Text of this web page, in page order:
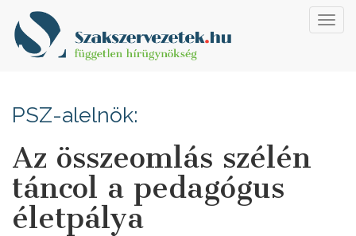
PSZ-alelnök:
Az összeomlás szélén
táncol a pedagógus
életpálya